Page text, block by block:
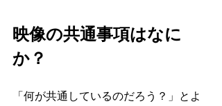
映像の共通事項はなに
か？
「何が共通しているのだろう？」とよ